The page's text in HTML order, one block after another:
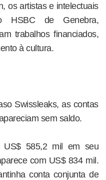
os artistas e intelectuais
HSBC de Genebra,
trabalhos financiados,
à cultura.
Swissleaks, as contas
sem saldo.
US$ 585,2 mil em seu
com US$ 834 mil.
conta conjunta de